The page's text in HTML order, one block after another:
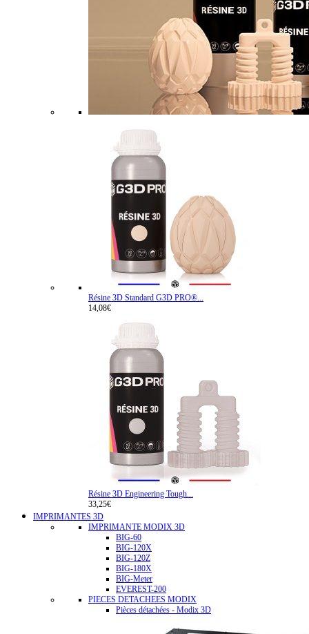
Résine 3D Standard G3D PRO®...
14,08€
Résine 3D Engineering Tough...
33,25€
IMPRIMANTES 3D
IMPRIMANTE MODIX 3D
BIG-60
BIG-120X
BIG-120Z
BIG-180X
BIG-Meter
EVEREST-200
PIECES DETACHEES MODIX
Pièces détachées - Modix 3D